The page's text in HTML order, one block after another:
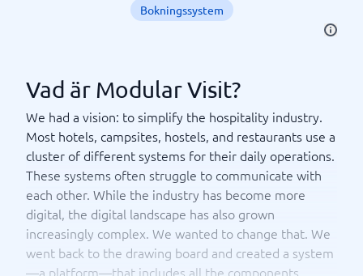
Bokningssystem
Vad är Modular Visit?
We had a vision: to simplify the hospitality industry.
Most hotels, campsites, hostels, and restaurants use a
cluster of different systems for their daily operations.
These systems often struggle to communicate with
each other. While the industry has become more
digital, the digital landscape has also grown
increasingly complex. We wanted to change that. We
went back to the drawing board and created a system
—a platform—that includes all the components